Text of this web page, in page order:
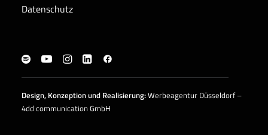
Datenschutz
Design, Konzeption und Realisierung:Werbeagentur Düsseldorf –
4dd communication GmbH